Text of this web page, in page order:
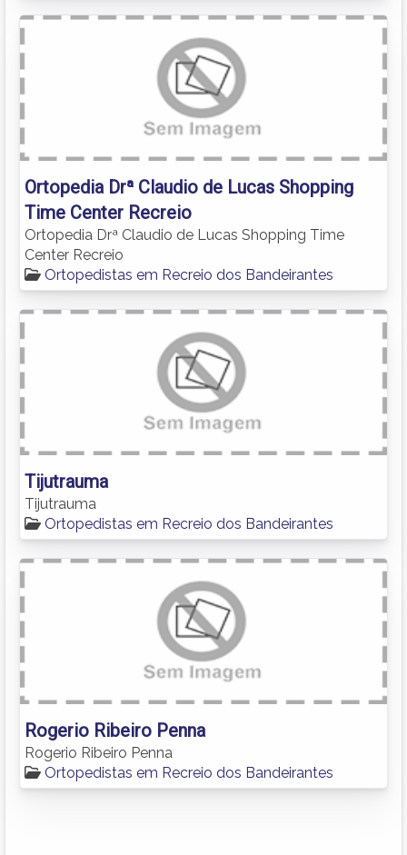
Ortopedia Drª Claudio de Lucas Shopping
Time Center Recreio
Ortopedia Drª Claudio de Lucas Shopping Time
Center Recreio
Ortopedistas em Recreio dos Bandeirantes
Tijutrauma
Tijutrauma
Ortopedistas em Recreio dos Bandeirantes
Rogerio Ribeiro Penna
Rogerio Ribeiro Penna
Ortopedistas em Recreio dos Bandeirantes